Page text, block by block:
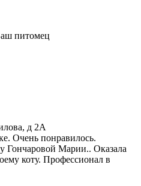
питомец
д 2А
Очень понравилось.
Гончаровой Марии.. Оказала
коту. Профессионал в